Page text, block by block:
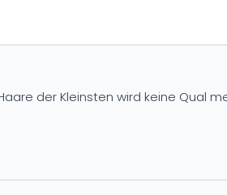
der Kleinsten wird keine Qual